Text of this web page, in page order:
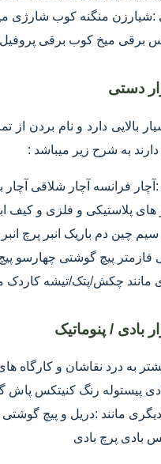
:شیارزن منگنه کوب
برقی میخ کوب برقی
دستی
بالایی دارد و نام بردن
دارند به شرح زیر میباشد :
:آچار فرانسه آچار شلاقی
های پلاستیکی و فلزی و کیف
سیم چین دم باریک انبر پرچ
فازمتر پیچ گوشتی
مانند چکش/پتک/تیشه
بادی / پنوماتیک
به درد نقاشان و کارگاه
بادی پیستوله رنگ کنیتکس
دیگری مانند :دریل و پیچ
بادی پرچ بادی